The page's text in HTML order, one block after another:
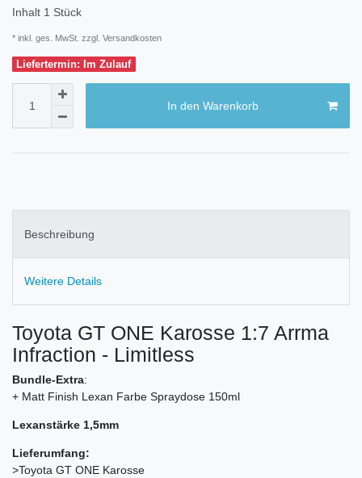
Inhalt 1 Stück
* inkl. ges. MwSt. zzgl. Versandkosten
Liefertermin: Im Zulauf
In den Warenkorb
Beschreibung
Weitere Details
Toyota GT ONE Karosse 1:7 Arrma
Infraction - Limitless
Bundle-Extra:
+ Matt Finish Lexan Farbe Spraydose 150ml
Lexanstärke 1,5mm
Lieferumfang:
>Toyota GT ONE Karosse